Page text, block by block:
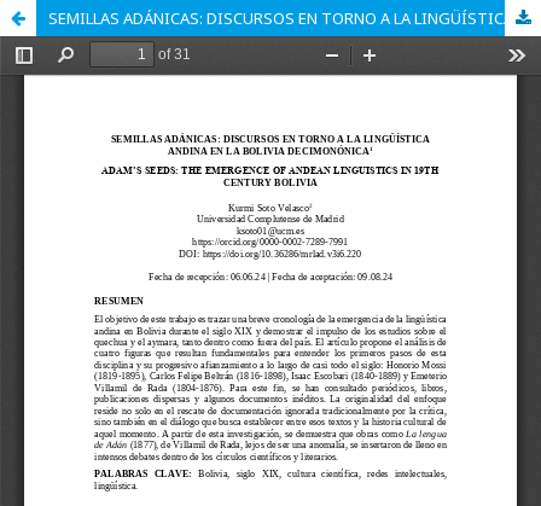
SEMILLAS ADÁNICAS: DISCURSOS EN TORNO A LA LINGÜÍSTICA ANDINA EN LA BOLIVIA DECIMONÓNICA